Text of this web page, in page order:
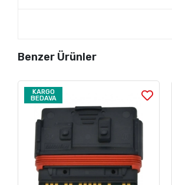
Benzer Ürünler
KARGO
BEDAVA